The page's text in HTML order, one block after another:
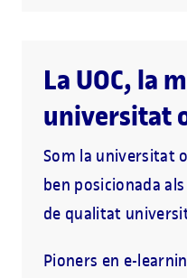
La UOC, la
universitat
Som la universitat
ben posicionada
de qualitat
Pioners en e-